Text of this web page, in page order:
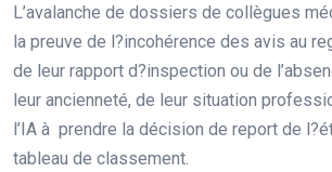
L’avalanche de dossiers de collègues
la preuve de l?incohérence des avis au
de leur rapport d?inspection ou de
leur ancienneté, de leur situation
l’IA à prendre la décision de report de
tableau de classement.